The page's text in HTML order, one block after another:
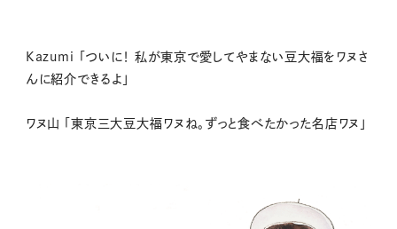
Kazumi 「ついに！ 私が東京で愛してやまない豆大福をワヌさ
んに紹介できるよ」
ワヌ山 「東京三大豆大福ワヌね。ずっと食べたかった名店ワヌ」